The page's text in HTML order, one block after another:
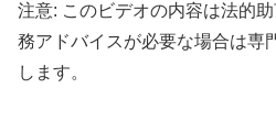
注意: このビデオの内容は法的
務アドバイスが必要な場合は専
します。